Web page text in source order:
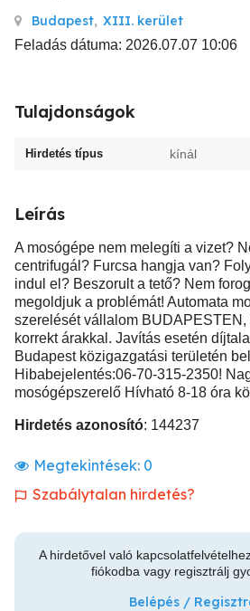
Budapest, XIII. kerület
Feladás dátuma: 2026.07.07 10:06
Tulajdonságok
Hirdetés típus kínál
Leírás
A mosógépe nem melegíti a vizet?
centrifugál? Furcsa hangja van?
indul el? Beszorult a tető? Nem
megoldjuk a problémát! Automata
szerelését vállalom
korrekt árakkal. Javítás esetén
Budapest közigazgatási területén
Hibabejelentés:06-70-315-2350!
mosógépszerelő Hívható 8-18 óra
Hirdetés azonosító: 144237
Megtekintések: 0
Szabálytalan hirdetés?
A hirdetővel való
fiókodba vagy regisztrálj
Belépés /